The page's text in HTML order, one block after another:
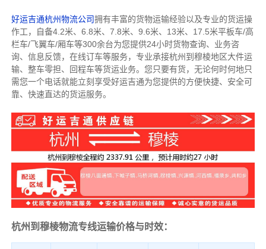
好运吉通杭州物流公司拥有丰富的货物运输经验以及专业的货运操
作工，自备4.2米、6.8米、7.8米、9.6米、13米、17.5米平板车/高
栏车/飞翼车/厢车等300余台为您提供24小时货物查询、业务咨
询、信息反馈，在线订车等服务， 专业承接杭州到穆棱地区大件运
输、整车零担、回程车等货运业务。 您只要有货，无论何时何地只
需您一个电话就能立刻享受好运吉通为您提供的方便快捷、安全可
靠、快速直达的货运服务。
杭州到穆棱物流专线运输价格与时效：